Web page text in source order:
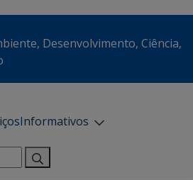
Desenvolvimento, Ciência,
Informativos